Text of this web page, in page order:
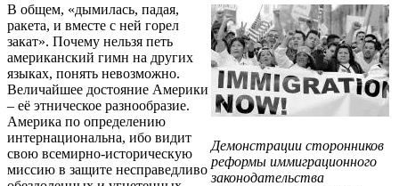
Демонстрации сторонников
реформы иммиграционного
законодательства
В общем, «дымилась, падая,
ракета, и вместе с ней горел
закат». Почему нельзя петь
американский гимн на других
языках, понять невозможно.
Величайшее достояние Америки
– её этническое разнообразие.
Америка по определению
интернациональна, ибо видит
свою всемирно-историческую
миссию в защите несправедливо